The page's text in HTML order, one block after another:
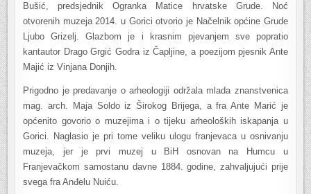
Bušić, predsjednik Ogranka Matice hrvatske Grude. Noć
otvorenih muzeja 2014. u Gorici otvorio je Načelnik općine Grude
Ljubo Grizelj. Glazbom je i krasnim pjevanjem sve popratio
kantautor Drago Grgić Godra iz Čapljine, a poezijom pjesnik Ante
Majić iz Vinjana Donjih.
Prigodno je predavanje o arheologiji održala mlada znanstvenica
mag. arch. Maja Soldo iz Širokog Brijega, a fra Ante Marić je
općenito govorio o muzejima i o tijeku arheoloških iskapanja u
Gorici. Naglasio je pri tome veliku ulogu franjevaca u osnivanju
muzeja, jer je prvi muzej u BiH osnovan na Humcu u
Franjevačkom samostanu davne 1884. godine, zahvaljujući prije
svega fra Anđelu Nuiću.